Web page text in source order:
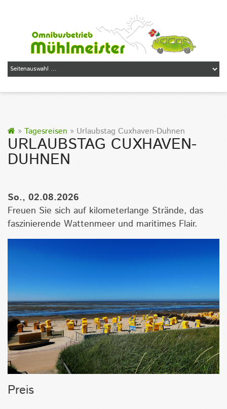
» Tagesreisen » Urlaubstag Cuxhaven-Duhnen
URLAUBSTAG CUXHAVEN-
DUHNEN
So., 02.08.2026
Freuen Sie sich auf kilometerlange Strände, das
faszinierende Wattenmeer und maritimes Flair.
Preis